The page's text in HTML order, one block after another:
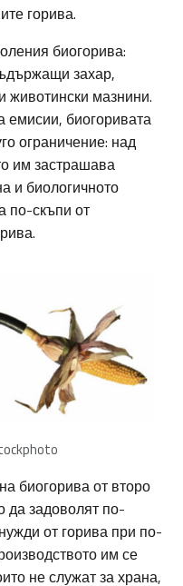
горива.
биогорива:
захар,
животински мазнини.
емисии, биогоривата
ограничение: над
им застрашава
и биологичното
по-скъпи от
биогорива от второ
да задоволят по-
от горива при по-
им се
не служат за храна,